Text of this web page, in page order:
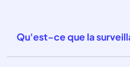
Qu'est-ce que la